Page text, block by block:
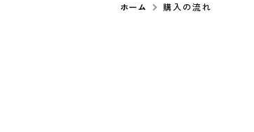
ホーム 購入の流れ